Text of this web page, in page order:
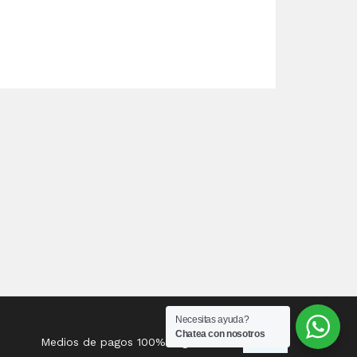
Medios de pagos 100% seguros
Necesitas ayuda?
Chatea con nosotros